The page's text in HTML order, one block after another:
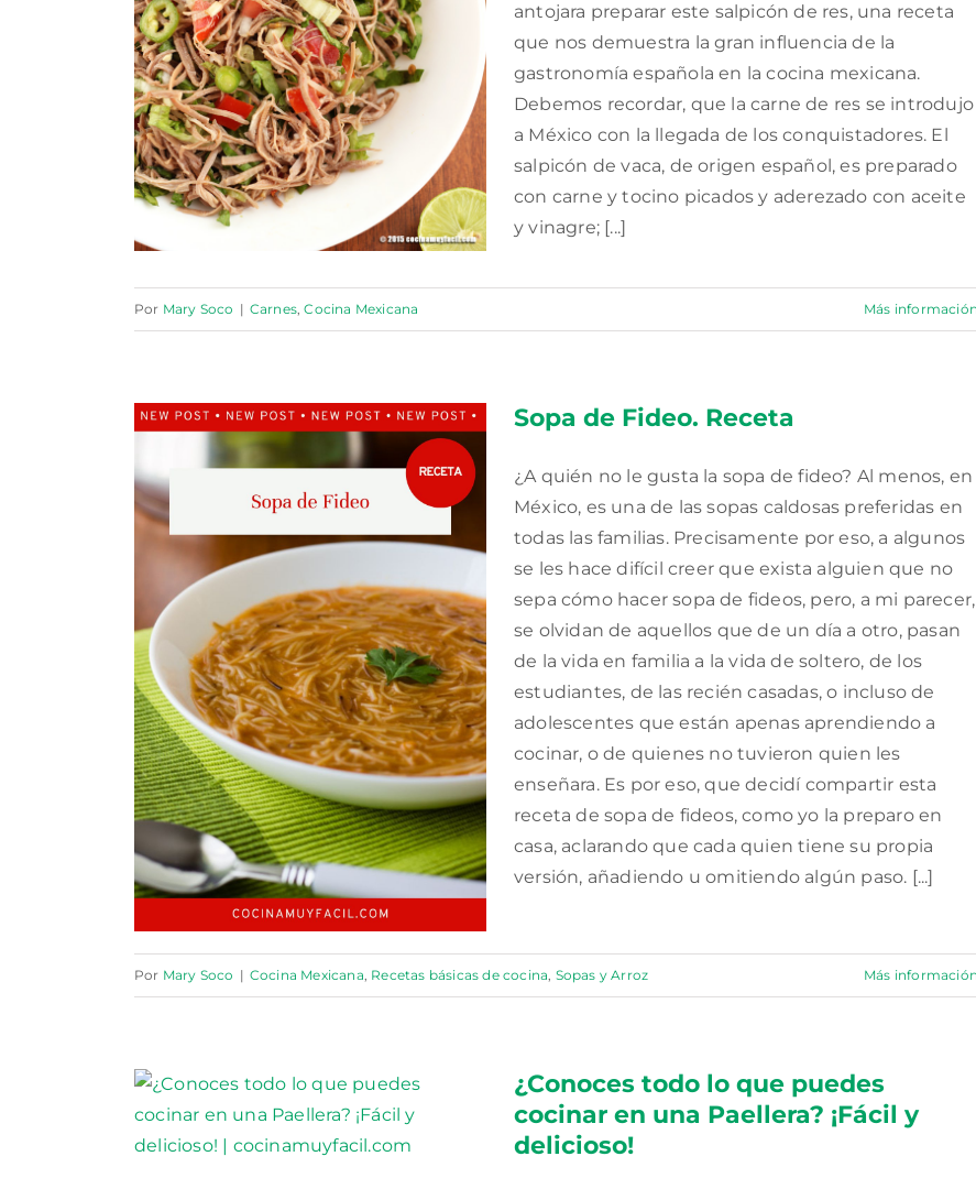
antojara preparar este salpicón de res, una receta
que nos demuestra la gran influencia de la
gastronomía española en la cocina mexicana.
Debemos recordar, que la carne de res se introdujo
a México con la llegada de los conquistadores. El
salpicón de vaca, de origen español, es preparado
con carne y tocino picados y aderezado con aceite
y vinagre; [...]
Por Mary Soco | Carnes,Cocina Mexicana Más información
Sopa de Fideo. Receta
¿A quién no le gusta la sopa de fideo? Al menos, en
México, es una de las sopas caldosas preferidas en
todas las familias. Precisamente por eso, a algunos
se les hace difícil creer que exista alguien que no
sepa cómo hacer sopa de fideos, pero, a mi parecer,
se olvidan de aquellos que de un día a otro, pasan
de la vida en familia a la vida de soltero, de los
estudiantes, de las recién casadas, o incluso de
adolescentes que están apenas aprendiendo a
cocinar, o de quienes no tuvieron quien les
enseñara. Es por eso, que decidí compartir esta
receta de sopa de fideos, como yo la preparo en
casa, aclarando que cada quien tiene su propia
versión, añadiendo u omitiendo algún paso. [...]
Por Mary Soco | Cocina Mexicana, Recetas básicas de cocina, Sopas y Arroz Más información
¿Conoces todo lo que puedes
cocinar en una Paellera? ¡Fácil y
delicioso!